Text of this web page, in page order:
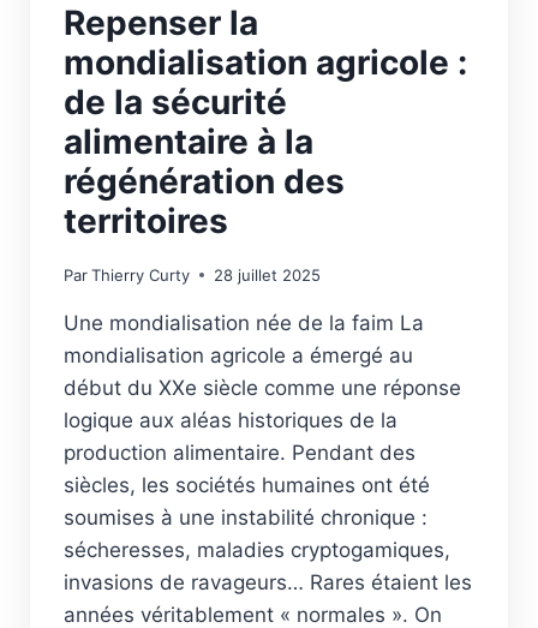
Repenser la
mondialisation agricole :
de la sécurité
alimentaire à la
régénération des
territoires
ParThierry Curty 28 juillet 2025
Une mondialisation née de la faim La
mondialisation agricole a émergé au
début du XXe siècle comme une réponse
logique aux aléas historiques de la
production alimentaire. Pendant des
siècles, les sociétés humaines ont été
soumises à une instabilité chronique :
sécheresses, maladies cryptogamiques,
invasions de ravageurs… Rares étaient les
années véritablement « normales ». On